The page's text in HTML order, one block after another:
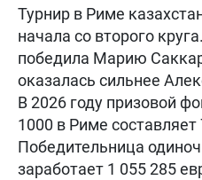
Турнир в Риме
начала со второго
победила Марию
оказалась сильнее
В 2026 году призовой
1000 в Риме составляет
Победительница
заработает 1 055 285